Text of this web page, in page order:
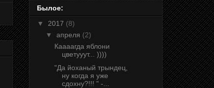
Былое:
▼ 2017 (8)
▼ апреля (2)
Каааагда яблони
цветууут... ))))
"Да йоханый трындец,
ну когда я уже
сдохну?!!! " -...